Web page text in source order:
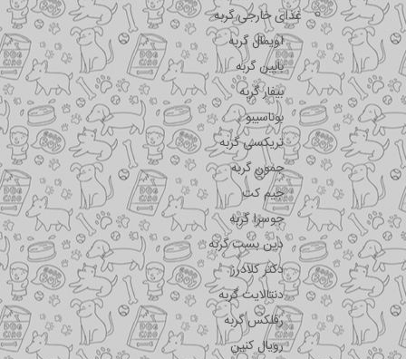
غذای خارجی گربه
اویمال گربه
بابین گربه
بیفار گربه
بوناسیبو
تریکسی گربه
جمون گربه
جیم کت
جوسرا گربه
دین بست گربه
دکتر کلادرز
دنتالایت گربه
رفلکس گربه
رویال کنین